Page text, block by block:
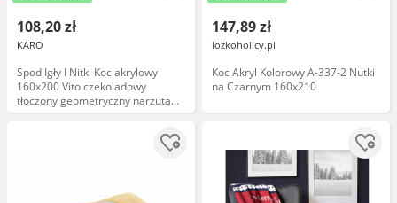
108,20 zł
KARO
Spod Igły I Nitki Koc akrylowy
160x200 Vito czekoladowy
tłoczony geometryczny narzuta
dekoracyjna
147,89 zł
lozkoholicy.pl
Koc Akryl Kolorowy A-337-2 Nutki
na Czarnym 160x210